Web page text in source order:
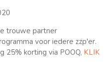
trouwe partner
voor iedere zzp'er.
25% korting via POOQ, KLIK